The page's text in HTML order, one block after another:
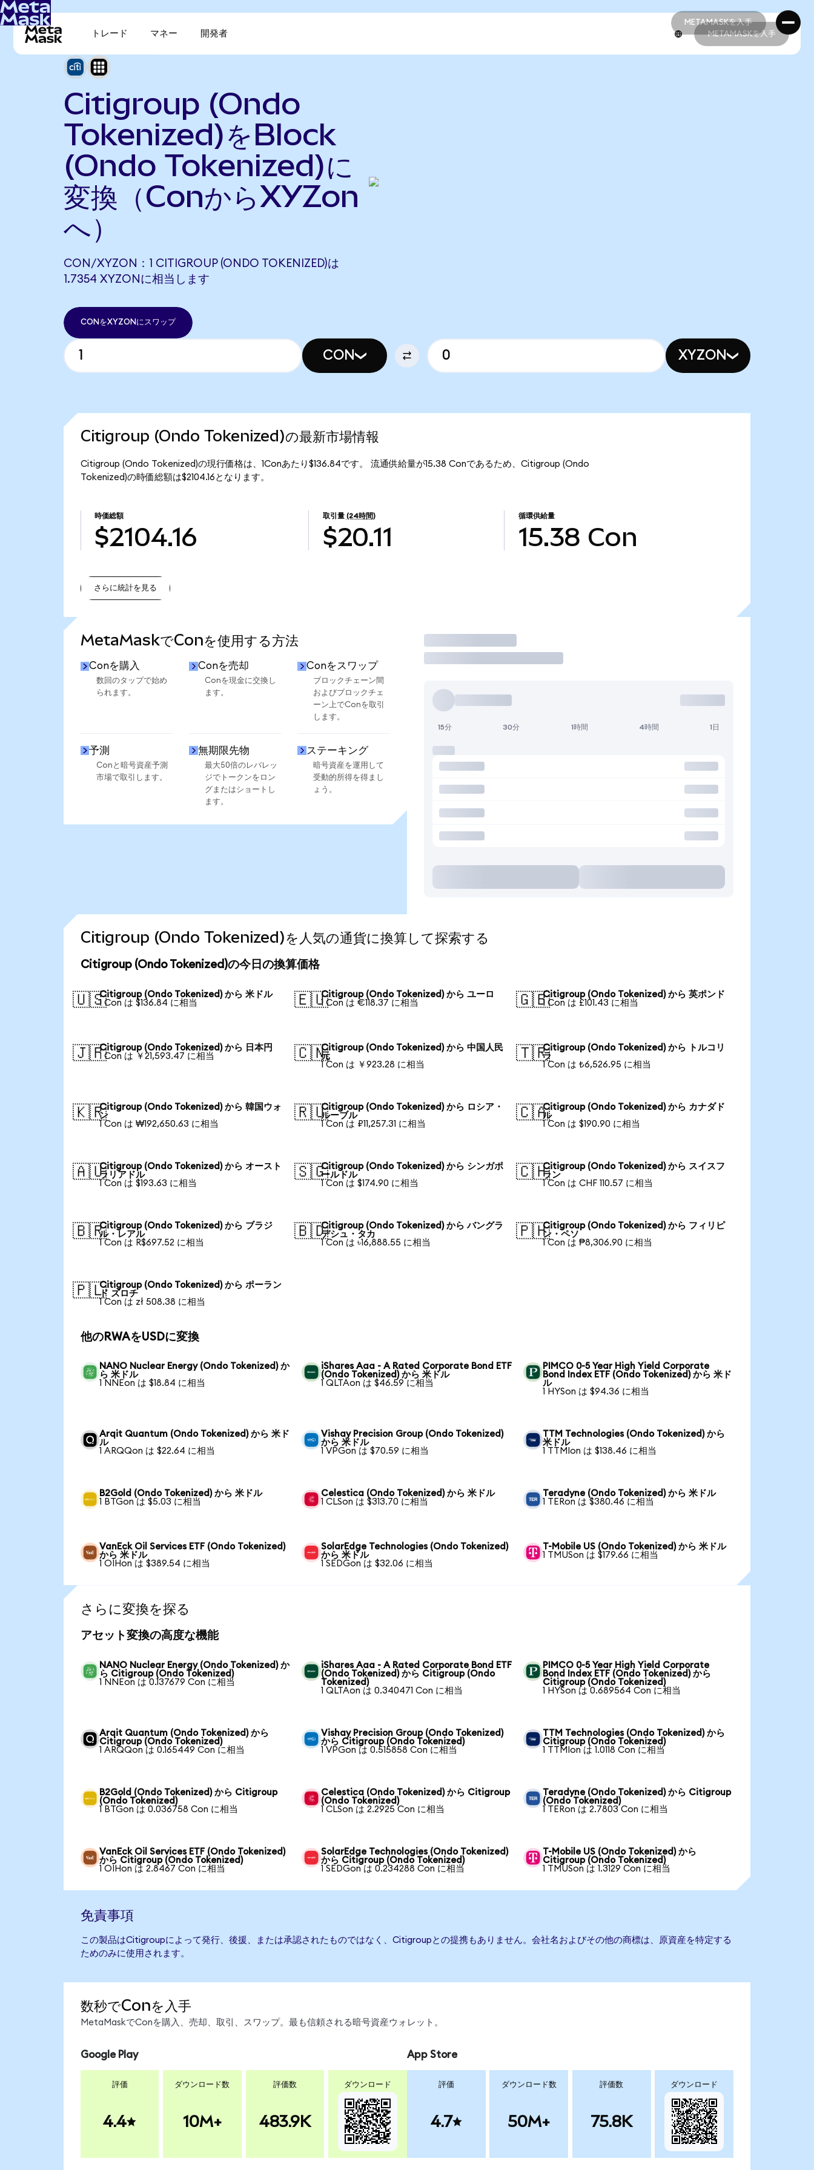
METAMASKを入手
METAMASKを入手
トレード マネー 開発者 METAMASKを入手
Citigroup (Ondo
Tokenized)をBlock
(Ondo Tokenized)に
変換（ConからXYZon
へ）
CON/XYZON：1 CITIGROUP (ONDO TOKENIZED)は
1.7354 XYZONに相当します
CONをXYZONにスワップ
CON XYZON
Citigroup (Ondo Tokenized)の最新市場情報
Citigroup (Ondo Tokenized)の現行価格は、1Conあたり$136.84です。 流通供給量が15.38 Conであるため、Citigroup (Ondo
Tokenized)の時価総額は$2104.16となります。
時価総額
$2104.16
取引量 (24時間)
$20.11
循環供給量
15.38 Con
さらに統計を見る
MetaMaskでConを使用する方法
Conを購入
数回のタップで始め
られます。
Conを売却
Conを現金に交換し
ます。
Conをスワップ
ブロックチェーン間
およびブロックチェ
ーン上でConを取引
します。
予測
Conと暗号資産予測
市場で取引します。
無期限先物
最大50倍のレバレッ
ジでトークンをロン
グまたはショートし
ます。
ステーキング
暗号資産を運用して
受動的所得を得まし
ょう。
取引
15分 30分 1時間 4時間 1日
Citigroup (Ondo Tokenized)を人気の通貨に換算して探索する
Citigroup (Ondo Tokenized)の今日の換算価格
🇺🇸Citigroup (Ondo Tokenized) から 米ドル
1 Con は $136.84 に相当
🇪🇺Citigroup (Ondo Tokenized) から ユーロ
1 Con は €118.37 に相当
🇬🇧Citigroup (Ondo Tokenized) から 英ポンド
1 Con は £101.43 に相当
🇯🇵Citigroup (Ondo Tokenized) から 日本円
1 Con は ￥21,593.47 に相当
🇨🇳Citigroup (Ondo Tokenized) から 中国人民
元
1 Con は ￥923.28 に相当
🇹🇷Citigroup (Ondo Tokenized) から トルコリ
ラ
1 Con は ₺6,526.95 に相当
🇰🇷Citigroup (Ondo Tokenized) から 韓国ウォ
ン
1 Con は ₩192,650.63 に相当
🇷🇺Citigroup (Ondo Tokenized) から ロシア・
ルーブル
1 Con は ₽11,257.31 に相当
🇨🇦Citigroup (Ondo Tokenized) から カナダド
ル
1 Con は $190.90 に相当
🇦🇺Citigroup (Ondo Tokenized) から オースト
ラリアドル
1 Con は $193.63 に相当
🇸🇬Citigroup (Ondo Tokenized) から シンガポ
ールドル
1 Con は $174.90 に相当
🇨🇭Citigroup (Ondo Tokenized) から スイスフ
ラン
1 Con は CHF 110.57 に相当
🇧🇷Citigroup (Ondo Tokenized) から ブラジ
ル・レアル
1 Con は R$697.52 に相当
🇧🇩Citigroup (Ondo Tokenized) から バングラ
デシュ・タカ
1 Con は ৳16,888.55 に相当
🇵🇭Citigroup (Ondo Tokenized) から フィリピ
ン・ペソ
1 Con は ₱8,306.90 に相当
🇵🇱Citigroup (Ondo Tokenized) から ポーラン
ド ズロチ
1 Con は zł 508.38 に相当
他のRWAをUSDに変換
NANO Nuclear Energy (Ondo Tokenized) か
ら 米ドル
1 NNEon は $18.84 に相当
iShares Aaa - A Rated Corporate Bond ETF
(Ondo Tokenized) から 米ドル
1 QLTAon は $46.59 に相当
PIMCO 0-5 Year High Yield Corporate
Bond Index ETF (Ondo Tokenized) から 米ド
ル
1 HYSon は $94.36 に相当
Arqit Quantum (Ondo Tokenized) から 米ド
ル
1 ARQQon は $22.64 に相当
Vishay Precision Group (Ondo Tokenized)
から 米ドル
1 VPGon は $70.59 に相当
TTM Technologies (Ondo Tokenized) から
米ドル
1 TTMIon は $138.46 に相当
B2Gold (Ondo Tokenized) から 米ドル
1 BTGon は $5.03 に相当
Celestica (Ondo Tokenized) から 米ドル
1 CLSon は $313.70 に相当
Teradyne (Ondo Tokenized) から 米ドル
1 TERon は $380.46 に相当
VanEck Oil Services ETF (Ondo Tokenized)
から 米ドル
1 OIHon は $389.54 に相当
SolarEdge Technologies (Ondo Tokenized)
から 米ドル
1 SEDGon は $32.06 に相当
T-Mobile US (Ondo Tokenized) から 米ドル
1 TMUSon は $179.66 に相当
さらに変換を探る
アセット変換の高度な機能
NANO Nuclear Energy (Ondo Tokenized) か
ら Citigroup (Ondo Tokenized)
1 NNEon は 0.137679 Con に相当
iShares Aaa - A Rated Corporate Bond ETF
(Ondo Tokenized) から Citigroup (Ondo
Tokenized)
1 QLTAon は 0.340471 Con に相当
PIMCO 0-5 Year High Yield Corporate
Bond Index ETF (Ondo Tokenized) から
Citigroup (Ondo Tokenized)
1 HYSon は 0.689564 Con に相当
Arqit Quantum (Ondo Tokenized) から
Citigroup (Ondo Tokenized)
1 ARQQon は 0.165449 Con に相当
Vishay Precision Group (Ondo Tokenized)
から Citigroup (Ondo Tokenized)
1 VPGon は 0.515858 Con に相当
TTM Technologies (Ondo Tokenized) から
Citigroup (Ondo Tokenized)
1 TTMIon は 1.0118 Con に相当
B2Gold (Ondo Tokenized) から Citigroup
(Ondo Tokenized)
1 BTGon は 0.036758 Con に相当
Celestica (Ondo Tokenized) から Citigroup
(Ondo Tokenized)
1 CLSon は 2.2925 Con に相当
Teradyne (Ondo Tokenized) から Citigroup
(Ondo Tokenized)
1 TERon は 2.7803 Con に相当
VanEck Oil Services ETF (Ondo Tokenized)
から Citigroup (Ondo Tokenized)
1 OIHon は 2.8467 Con に相当
SolarEdge Technologies (Ondo Tokenized)
から Citigroup (Ondo Tokenized)
1 SEDGon は 0.234288 Con に相当
T-Mobile US (Ondo Tokenized) から
Citigroup (Ondo Tokenized)
1 TMUSon は 1.3129 Con に相当
免責事項
この製品はCitigroupによって発行、後援、または承認されたものではなく、Citigroupとの提携もありません。会社名およびその他の商標は、原資産を特定する
ためのみに使用されます。
数秒でConを入手
MetaMaskでConを購入、売却、取引、スワップ。最も信頼される暗号資産ウォレット。
Google Play
評価
4.4
ダウンロード数
10M+
評価数
483.9K
ダウンロード
App Store
評価
4.7
ダウンロード数
50M+
評価数
75.8K
ダウンロード